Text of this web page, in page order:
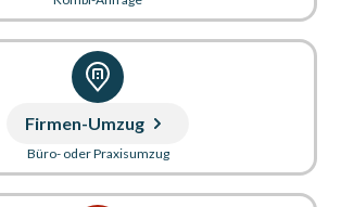
Firmen-Umzug
Büro- oder Praxisumzug